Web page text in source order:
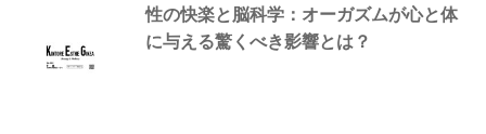
性の快楽と脳科学：オーガズムが心と体
に与える驚くべき影響とは？